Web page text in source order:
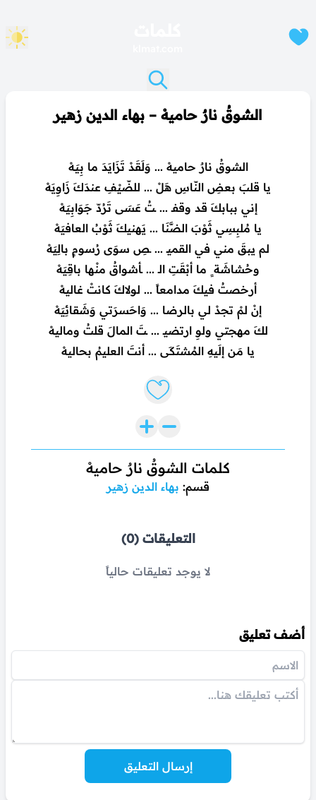
الشوقُ نارٌ حاميهْ – بهاء الدين زهير
الشوقُ نارٌ حاميهْ ... وَلَقَدْ تَزَايَدَ ما بِيَهْ
يا قلبَ بعضِ النّاسِ هَلْ ... للضّيْفِ عندَكَ زَاوِيَهْ
إني ببابكَ قد وقفـ ... ـتُ عَسَى تَرُدّ جَوَابِيَهْ
يا مُلبِسِي ثَوْبَ الضَّنَا ... يَهنيكَ ثَوْبُ العافيَهْ
لم يبقَ مني في القميـ ... ـصِ سوَى رُسومٍ بالِيَهْ
وحُشاشَة ٍ ما أبْقَتِ الـ ... ـأشواقُ منْها باقِيَهْ
أرخصتُ فيكَ مدامعاً ... لولاكَ كانتْ غاليهْ
إنْ لمْ تجدْ لي بالرضا ... وَاحَسرَتي وَشَقائِيَهْ
لكَ مهجتي ولوِ ارتضيـ ... ـتَ المالَ قلتُ وماليهْ
يا مَن إلَيهِ المُشتَكَى ... أنتَ العليمُ بحاليهْ
Like lyrics
كلمات الشوقُ نارٌ حاميهْ
قسم: بهاء الدين زهير
التعليقات (0)
لا يوجد تعليقات حالياً
أضف تعليق
إرسال التعليق